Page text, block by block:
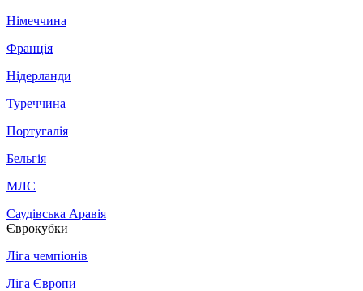
Німеччина
Франція
Нідерланди
Туреччина
Португалія
Бельгія
МЛС
Саудівська Аравія
Єврокубки
Ліга чемпіонів
Ліга Європи